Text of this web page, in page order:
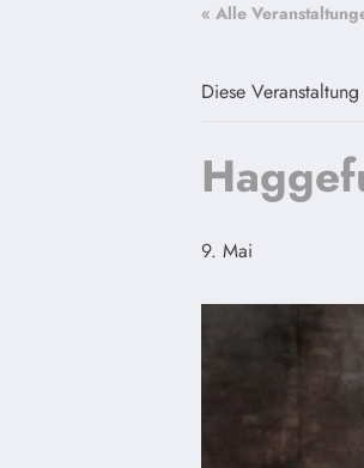
« Alle
Diese
9. Mai